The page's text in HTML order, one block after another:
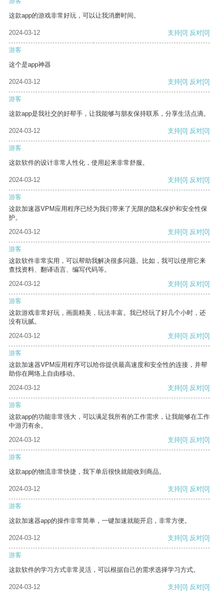
这款app的游戏非常好玩，可以让我消磨时间。
2024-03-12 支持[0] 反对[0]
游客
这个是app神器
2024-03-12 支持[0] 反对[0]
游客
这款app是我社交的好帮手，让我能够与朋友保持联系，分享生活点滴。
2024-03-12 支持[0] 反对[0]
游客
这款软件的设计非常人性化，使用起来非常舒服。
2024-03-12 支持[0] 反对[0]
游客
这款加速器VPM应用程序已经为我们带来了无限的隐私保护和安全性保
护。
2024-03-12
支持[0] 反对[0]
游客
这款软件非常实用，可以帮助我解决很多问题。比如，我可以使用它来
查找资料、翻译语言、编写代码等。
2024-03-12
支持[0] 反对[0]
游客
这款游戏非常好玩，画面精美，玩法丰富。我已经玩了好几个小时，还
没有玩腻。
2024-03-12
支持[0] 反对[0]
游客
这款加速器VPM应用程序可以给你提供最高速度和安全性的连接，并帮
助你在网络上自由移动。
2024-03-12
支持[0] 反对[0]
游客
这款app的功能非常强大，可以满足我所有的工作需求，让我能够在工作
中游刃有余。
2024-03-12
支持[0] 反对[0]
游客
这款app的物流非常快捷，我下单后很快就能收到商品。
2024-03-12 支持[0] 反对[0]
游客
这款加速器app的操作非常简单，一键加速就能开启，非常方便。
2024-03-12 支持[0] 反对[0]
游客
这款软件的学习方式非常灵活，可以根据自己的需求选择学习方式。
2024-03-12 支持[0] 反对[0]